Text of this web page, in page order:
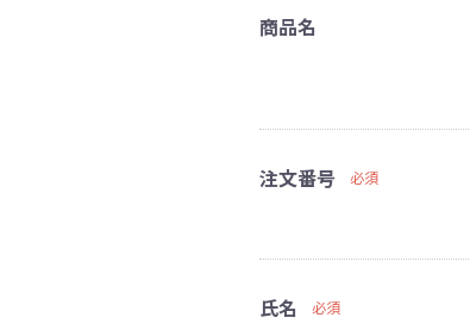
商品名
注文番号 必須
氏名 必須